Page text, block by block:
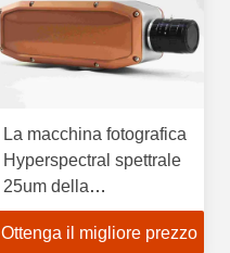
La macchina fotografica
Hyperspectral spettrale
25um della
rappresentazione
pixel/del
Ottenga il migliore prezzo